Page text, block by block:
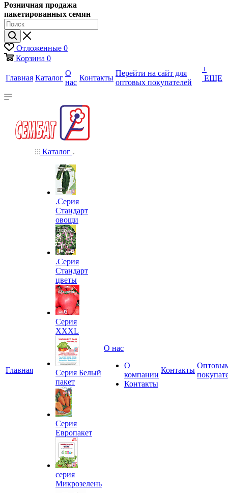
Розничная продажа
пакетированных семян
Отложенные 0
Корзина 0
Главная Каталог
О
нас
Контакты
Перейти на сайт для
оптовых покупателей
+
ЕЩЕ
Главная
Каталог
.Серия
Стандарт
овощи
.Серия
Стандарт
цветы
Серия
XXXL
Серия Белый
пакет
Серия
Европакет
серия
Микрозелень
О нас
О
компании
Контакты
Контакты